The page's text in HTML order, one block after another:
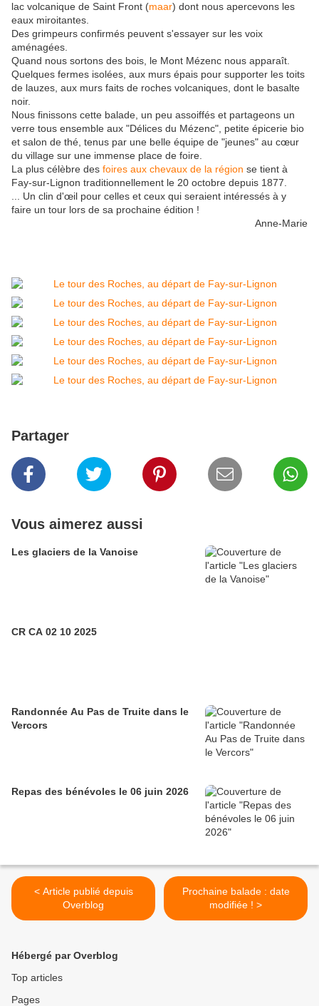
lac volcanique de Saint Front (maar) dont nous apercevons les
eaux miroitantes.
Des grimpeurs confirmés peuvent s'essayer sur les voix
aménagées.
Quand nous sortons des bois, le Mont Mézenc nous apparaît.
Quelques fermes isolées, aux murs épais pour supporter les toits
de lauzes, aux murs faits de roches volcaniques, dont le basalte
noir.
Nous finissons cette balade, un peu assoiffés et partageons un
verre tous ensemble aux "Délices du Mézenc", petite épicerie bio
et salon de thé, tenus par une belle équipe de "jeunes" au cœur
du village sur une immense place de foire.
La plus célèbre des foires aux chevaux de la région se tient à
Fay-sur-Lignon traditionnellement le 20 octobre depuis 1877.
... Un clin d'œil pour celles et ceux qui seraient intéressés à y
faire un tour lors de sa prochaine édition !
Anne-Marie
Partager
Vous aimerez aussi
Les glaciers de la Vanoise
CR CA 02 10 2025
Randonnée Au Pas de Truite dans le
Vercors
Repas des bénévoles le 06 juin 2026
< Article publié depuis
Overblog
Prochaine balade : date
modifiée ! >
Hébergé par Overblog
Top articles
Pages